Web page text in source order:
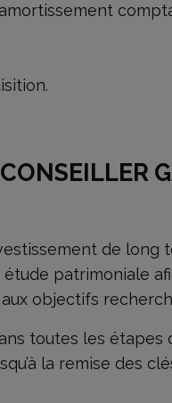
de long
patrimoniale
objectifs
toutes les étapes
la remise des